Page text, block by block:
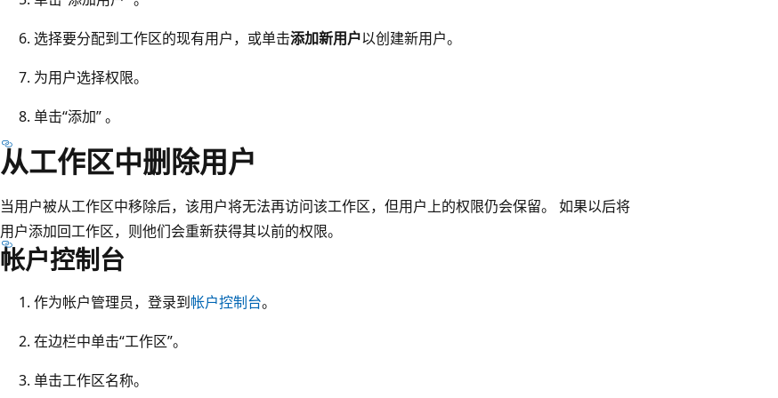
选择要分配到工作区的现有用户，或单击添加新用户以创建新用户。
为用户选择权限。
单击“添加” 。
从工作区中删除用户
当用户被从工作区中移除后，该用户将无法再访问该工作区，但用户上的权限仍会保留。 如果以后将
用户添加回工作区，则他们会重新获得其以前的权限。
帐户控制台
作为帐户管理员，登录到帐户控制台。
在边栏中单击“工作区”。
单击工作区名称。